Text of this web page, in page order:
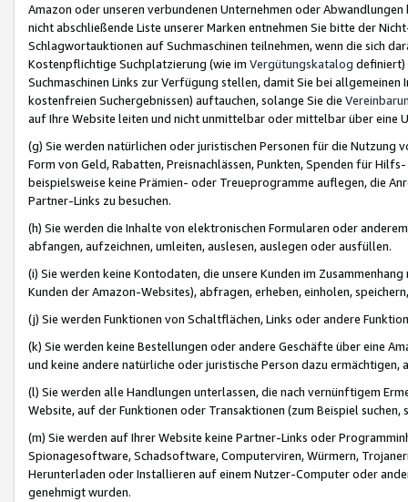
Amazon oder unseren verbundenen Unternehmen oder
nicht abschließende Liste unserer Marken entnehmen Sie bitte der
Schlagwortauktionen auf Suchmaschinen teilnehmen, wenn die sich
Kostenpflichtige Suchplatzierung (wie im Vergütungskatalog definiert)
Suchmaschinen Links zur Verfügung stellen, damit Sie bei
kostenfreien Suchergebnissen) auftauchen, solange Sie die
auf Ihre Website leiten und nicht unmittelbar oder mittelbar über eine
(g) Sie werden natürlichen oder juristischen Personen für die Nutzung
Form von Geld, Rabatten, Preisnachlässen, Punkten, Spenden für
beispielsweise keine Prämien- oder Treueprogramme auflegen, die
Partner-Links zu besuchen.
(h) Sie werden die Inhalte von elektronischen Formularen oder
abfangen, aufzeichnen, umleiten, auslesen, auslegen oder ausfüllen.
(i) Sie werden keine Kontodaten, die unsere Kunden im
Kunden der Amazon-Websites), abfragen, erheben, einholen,
(j) Sie werden Funktionen von Schaltflächen, Links oder andere
(k) Sie werden keine Bestellungen oder andere Geschäfte über eine
und keine andere natürliche oder juristische Person dazu
(l) Sie werden alle Handlungen unterlassen, die nach vernünftigem
Website, auf der Funktionen oder Transaktionen (zum Beispiel
(m) Sie werden auf Ihrer Website keine Partner-Links oder
Spionagesoftware, Schadsoftware, Computerviren, Würmern,
Herunterladen oder Installieren auf einem Nutzer-Computer oder
genehmigt wurden.